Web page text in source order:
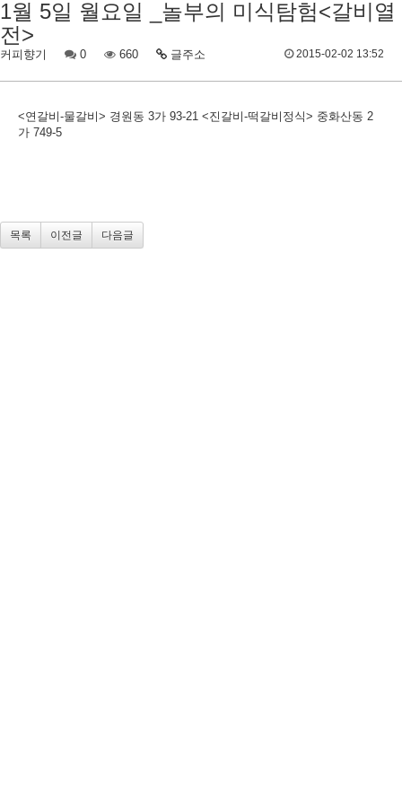
1월 5일 월요일 _놀부의 미식탐험<갈비열
전>
커피향기 0 660 글주소 2015-02-02 13:52
<연갈비-물갈비> 경원동 3가 93-21 <진갈비-떡갈비정식> 중화산동 2
가 749-5
목록 이전글 다음글